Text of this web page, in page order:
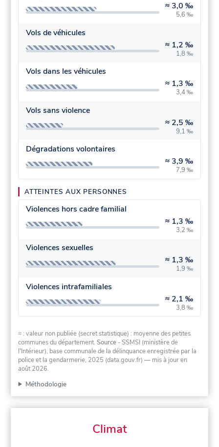
≈ 3,0 ‰
5,6 ‰
Vols de véhicules
≈ 1,2 ‰
1,8 ‰
Vols dans les véhicules
≈ 1,3 ‰
3,4 ‰
Vols sans violence
≈ 2,5 ‰
9,1 ‰
Dégradations volontaires
≈ 3,9 ‰
7,9 ‰
ATTEINTES AUX PERSONNES
Violences hors cadre familial
≈ 1,3 ‰
3,2 ‰
Violences sexuelles
≈ 1,3 ‰
1,9 ‰
Violences intrafamiliales
≈ 2,1 ‰
3,8 ‰
≈ : valeur non publiée (secret statistique) : moyenne des petites
communes du département.Source - SSMSI (ministère de
l'Intérieur), base communale de la délinquance enregistrée par la
police et la gendarmerie, 2025 (data.gouv.fr) — mis à jour en
août 2026.
Méthodologie
Climat